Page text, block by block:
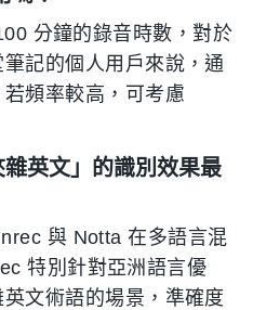
分鐘的錄音時數，對於
記的個人用戶來說，通
頻率較高，可考慮
英文」的識別效果最
與 Notta 在多語言混
特別針對亞洲語言優
文術語的場景，準確度